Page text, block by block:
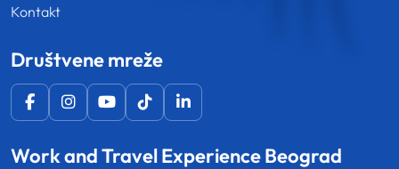
Kontakt
Društvene mreže
Work and Travel Experience Beograd